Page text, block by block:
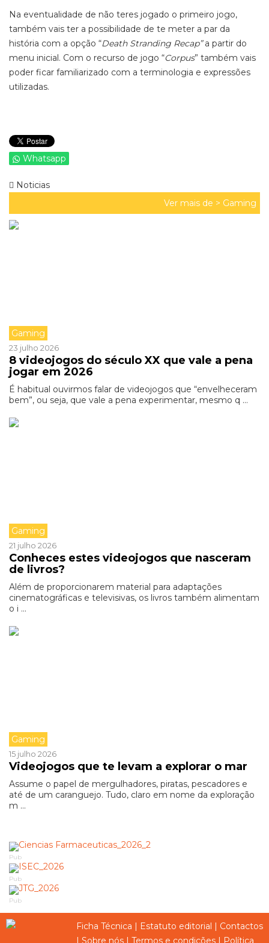
Na eventualidade de não teres jogado o primeiro jogo,
também vais ter a possibilidade de te meter a par da
história com a opção “Death Stranding Recap”a partir do
menu inicial. Com o recurso de jogo “Corpus” também vais
poder ficar familiarizado com a terminologia e expressões
utilizadas.
Whatsapp
Noticias
Ver mais de > Gaming
Gaming
23 julho 2026
8 videojogos do século XX que vale a pena
jogar em 2026
É habitual ouvirmos falar de videojogos que “envelheceram
bem”, ou seja, que vale a pena experimentar, mesmo q ...
Gaming
21 julho 2026
Conheces estes videojogos que nasceram
de livros?
Além de proporcionarem material para adaptações
cinematográficas e televisivas, os livros também alimentam
o i ...
Gaming
15 julho 2026
Videojogos que te levam a explorar o mar
Assume o papel de mergulhadores, piratas, pescadores e
até de um caranguejo. Tudo, claro em nome da exploração
m ...
Pub
Pub
Pub
Ficha Técnica | Estatuto editorial | Contactos
| Sobre nós | Termos e condições | Política